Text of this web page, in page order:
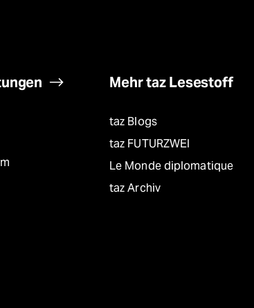
Mehr taz Lesestoff
taz Blogs
taz FUTURZWEI
Le Monde diplomatique
taz Archiv